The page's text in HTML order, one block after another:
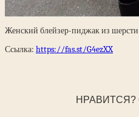
Женский блейзер-пиджак из
Ссылка: https://fas.st/G4ezXX